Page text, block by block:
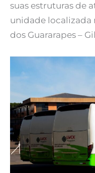
suas estruturas de
unidade localizada
dos Guararapes –